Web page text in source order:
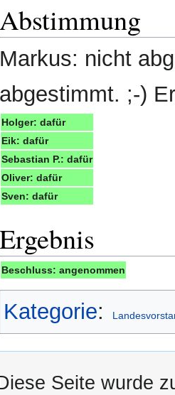
Abstimmung
Markus: nicht
abgestimmt. ;-)
Holger: dafür
Eik: dafür
Sebastian P.: dafür
Oliver: dafür
Sven: dafür
Ergebnis
Beschluss: angenommen
Kategorie:
Seite wurde